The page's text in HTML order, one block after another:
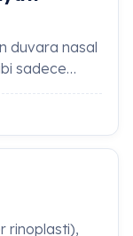
Müdahale
Nasıl
Balon
duvara nasal
sadece
rinoplasti),